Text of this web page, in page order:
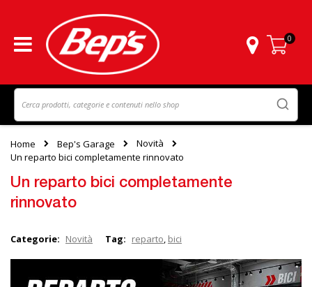
Carrello
0
Home Bep's Garage
Novità
Un reparto bici completamente rinnovato
Un reparto bici completamente
rinnovato
Categorie: Novità Tag: reparto, bici